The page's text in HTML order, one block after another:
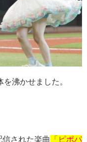
沸かせました。
信された楽曲
「ピポパ